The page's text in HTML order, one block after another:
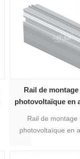
Rail de
photovoltaïque en
Rail de montage
photovoltaïque en